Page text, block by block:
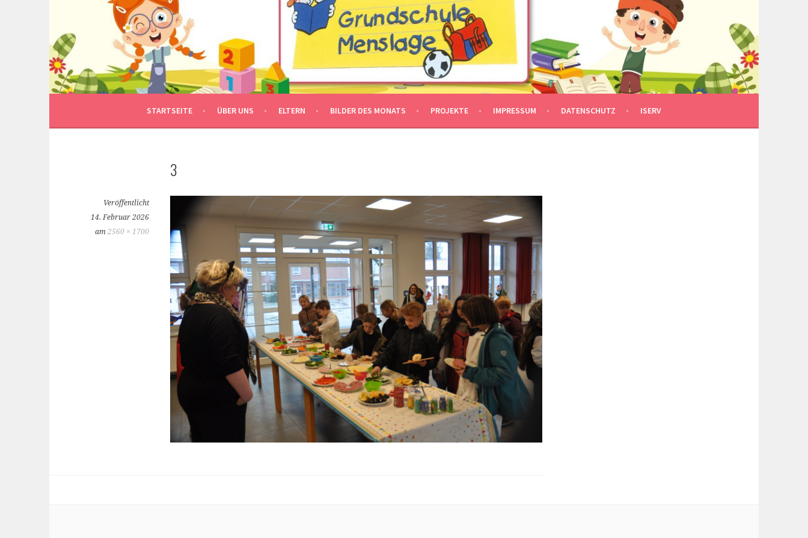
Inhalt
STARTSEITE ÜBER UNS ELTERN BILDER DES MONATS PROJEKTE IMPRESSUM DATENSCHUTZ ISERV
3
Veröffentlicht
14. Februar 2026
am 2560 × 1700